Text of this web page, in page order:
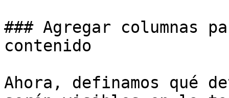
### Agregar columnas
contenido
Ahora, definamos qué